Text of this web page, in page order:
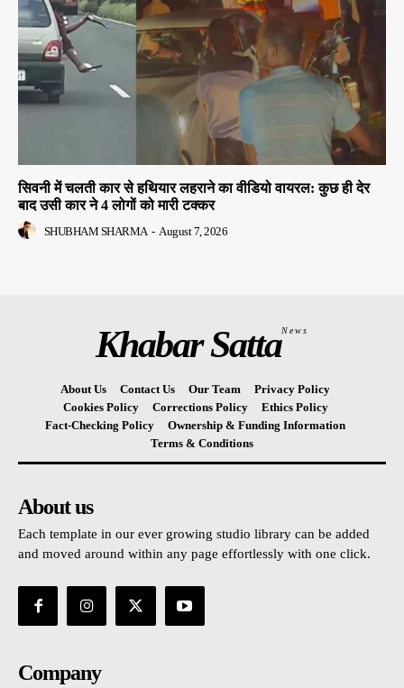
सिवनी में चलती कार से हथियार लहराने का वीडियो वायरल: कुछ ही देर
बाद उसी कार ने 4 लोगों को मारी टक्कर
SHUBHAM SHARMA - August 7, 2026
Khabar SattaNews
About Us Contact Us Our Team
Privacy Policy
Cookies Policy
Corrections Policy
Ethics Policy
Fact-Checking Policy
Ownership & Funding Information
Terms & Conditions
About us
Each template in our ever growing studio library can be added
and moved around within any page effortlessly with one click.
Company